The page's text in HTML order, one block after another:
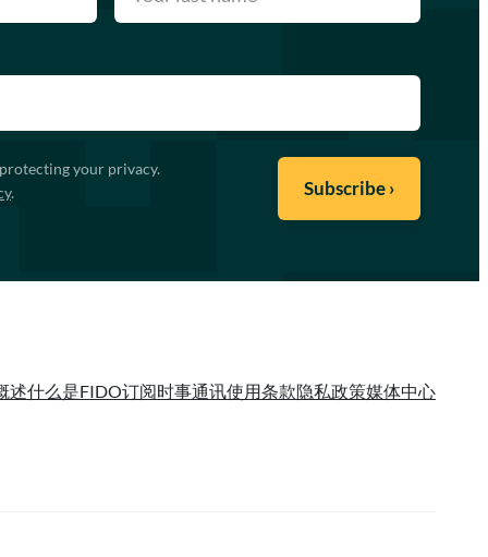
your privacy.
.
述什么是FIDO订阅时事通讯使用条款隐私政策媒体中心